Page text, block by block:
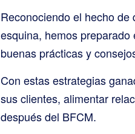
Reconociendo el hecho
esquina, hemos
buenas prácticas y
Con estas estrategias
sus clientes, alimentar
después del BFCM.